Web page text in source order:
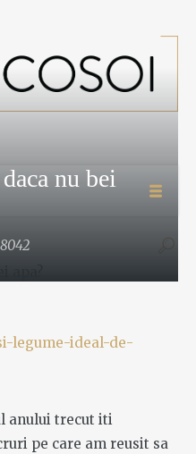
nu bei
8042
anului trecut iti
pe care am reusit sa